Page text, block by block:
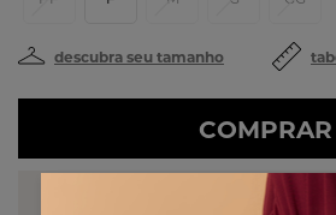
descubra seu tamanho
COMPRAR
Fale com uma das nossas stylists!